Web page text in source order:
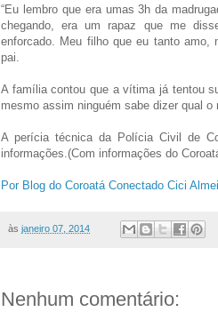
“Eu lembro que era umas 3h da
chegando, era um rapaz que me
enforcado. Meu filho que eu tanto amo,
pai.
A família contou que a vítima já tentou
mesmo assim ninguém sabe dizer qual
A perícia técnica da Polícia Civil de
informações.(Com informações do
Por Blog do Coroatá Conectado Cici
às janeiro 07, 2014
Nenhum comentário: